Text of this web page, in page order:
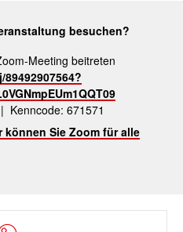
besuchen?
Meeting beitreten
Kenncode: 671571
können Sie Zoom für alle